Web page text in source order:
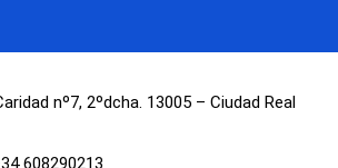
nº7, 2ºdcha. 13005 – Ciudad Real